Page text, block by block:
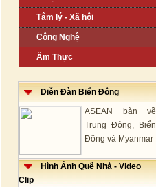
Tâm lý - Xã hội
Công Nghệ
Ẩm Thực
Diễn Đàn Biển Đông
ASEAN bàn về
Trung Đông, Biển
Đông và Myanmar
Hình Ảnh Quê Nhà - Video
Clip